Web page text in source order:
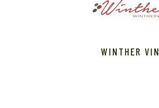
WINTHER VIN